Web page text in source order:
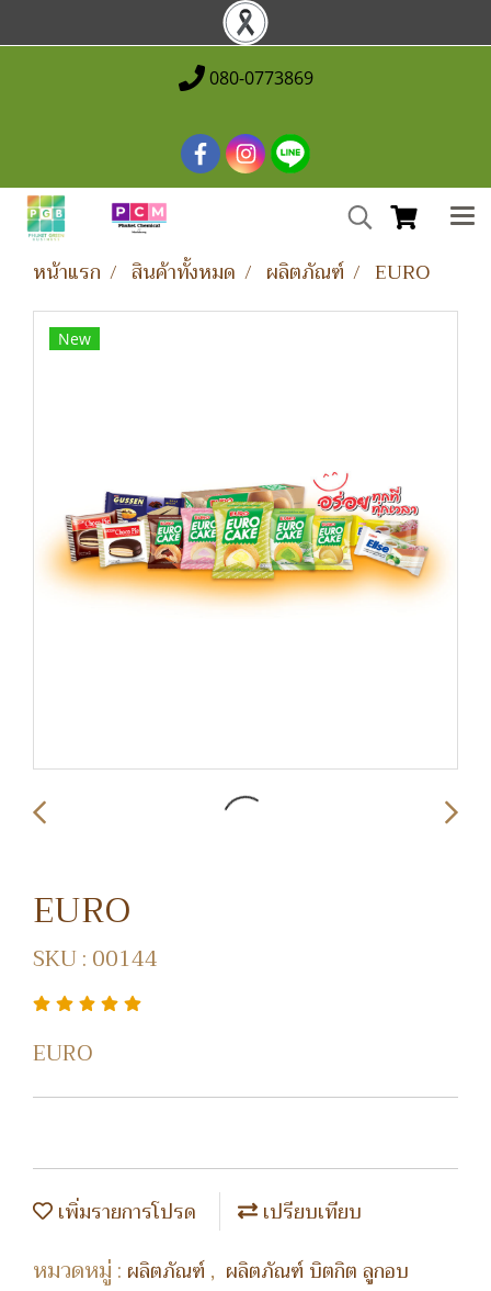
080-0773869
หน้าแรก สินค้าทั้งหมด ผลิตภัณฑ์ EURO
New
EURO
SKU : 00144
EURO
เพิ่มรายการโปรด เปรียบเทียบ
หมวดหมู่ : ผลิตภัณฑ์, ผลิตภัณฑ์ บิตกิต ลูกอบ